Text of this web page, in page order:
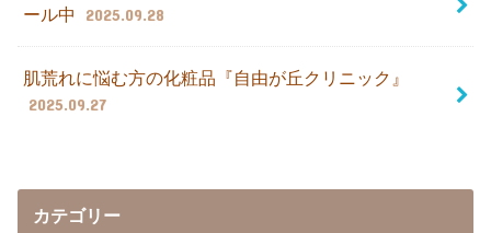
ール中
2025.09.28
肌荒れに悩む方の化粧品『自由が丘クリニック』
2025.09.27
カテゴリー